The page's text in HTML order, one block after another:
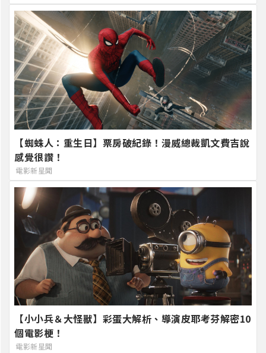
【蜘蛛人：重生日】票房破紀錄！漫威總裁凱文費吉說
感覺很讚！
電影新星聞
【小小兵＆大怪獸】彩蛋大解析、導演皮耶考芬解密10
個電影梗！
電影新星聞